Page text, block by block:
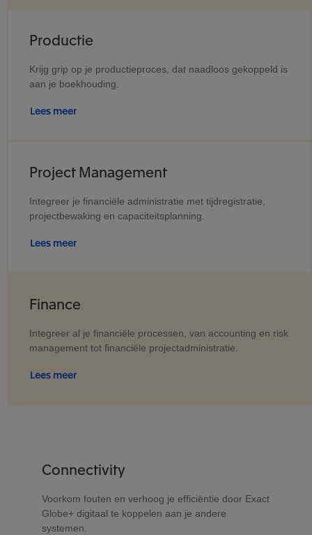
Productie
Krijg grip op je productieproces, dat naadloos gekoppeld is
aan je boekhouding.
Lees meer
Project Management
Integreer je financiële administratie met tijdregistratie,
projectbewaking en capaciteitsplanning.
Lees meer
Finance
Integreer al je financiële processen, van accounting en risk
management tot financiële projectadministratie.
Lees meer
Connectivity
Voorkom fouten en verhoog je efficiëntie door Exact
Globe+ digitaal te koppelen aan je andere
systemen.